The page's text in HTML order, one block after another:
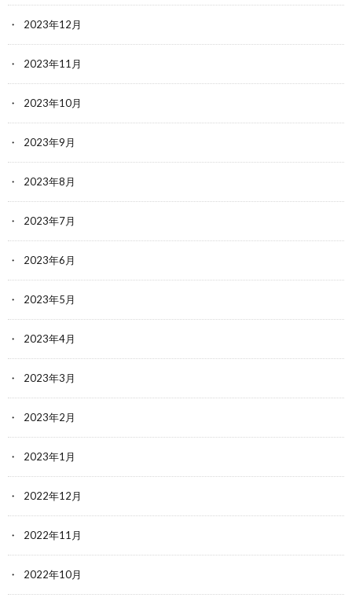
2023年12月
2023年11月
2023年10月
2023年9月
2023年8月
2023年7月
2023年6月
2023年5月
2023年4月
2023年3月
2023年2月
2023年1月
2022年12月
2022年11月
2022年10月